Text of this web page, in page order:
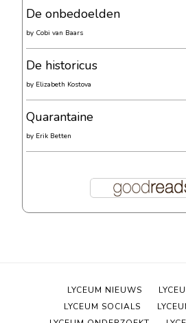
De onbedoelden
by Cobi van Baars
De historicus
by Elizabeth Kostova
Quarantaine
by Erik Betten
LYCEUM NIEUWS
LYCEUM SOCIALS